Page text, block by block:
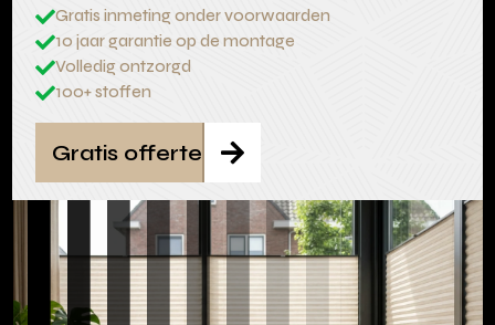
Gratis inmeting onder voorwaarden
10 jaar garantie op de montage
Volledig ontzorgd
100+ stoffen

Gratis offerte